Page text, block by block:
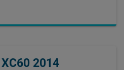
XC60 2014